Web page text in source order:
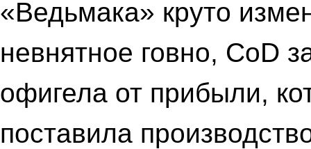
«Ведьмака» круто
невнятное говно, CoD
офигела от прибыли,
поставила